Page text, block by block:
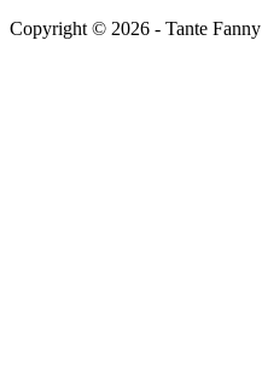
Copyright © 2026 - Tante Fanny